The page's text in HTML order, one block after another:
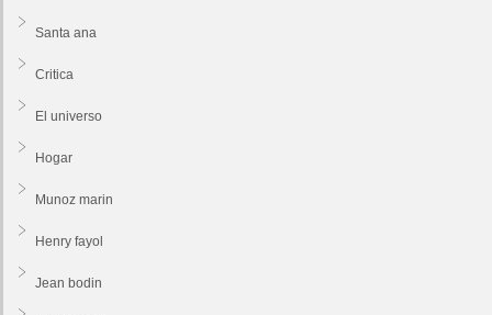
Santa ana
Critica
El universo
Hogar
Munoz marin
Henry fayol
Jean bodin